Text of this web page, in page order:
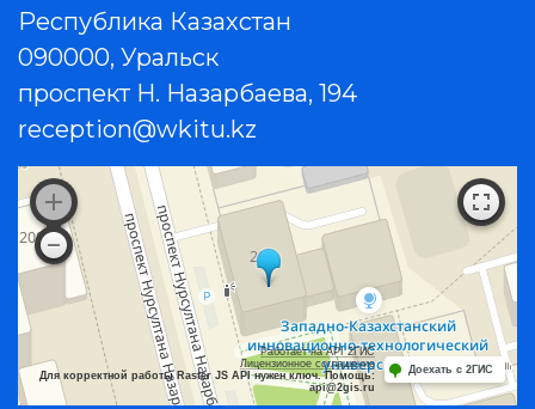
Республика Казахстан
090000, Уральск
проспект Н. Назарбаева, 194
reception@wkitu.kz
Работает на API 2ГИС
Лицензионное соглашение
Для корректной работы Raster JS API нужен ключ. Помощь:
api@2gis.ru
Доехать с 2ГИС